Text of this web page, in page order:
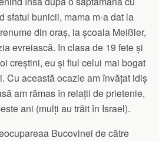
sfatul bunicii, mama m-a dat la
din oraș, la școala Meißler,
evreiască. In clasa de 19 fete și
creștini, eu și fiul celui mai bogat
Cu această ocazie am învățat idiș
am rămas în relații de prietenie,
ani (mulți au trăit în Israel).
Bucovinei de către